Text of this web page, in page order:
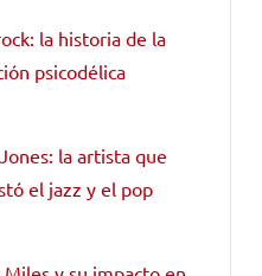
la historia de la
psicodélica
la artista que
el jazz y el pop